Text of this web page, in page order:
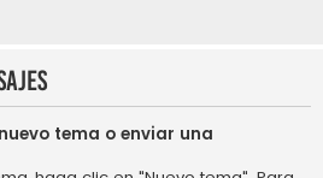
tema o enviar una